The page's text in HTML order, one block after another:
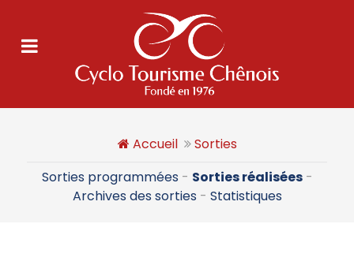
Accueil
Sorties
Sorties programmées - Sorties réalisées -
Archives des sorties - Statistiques